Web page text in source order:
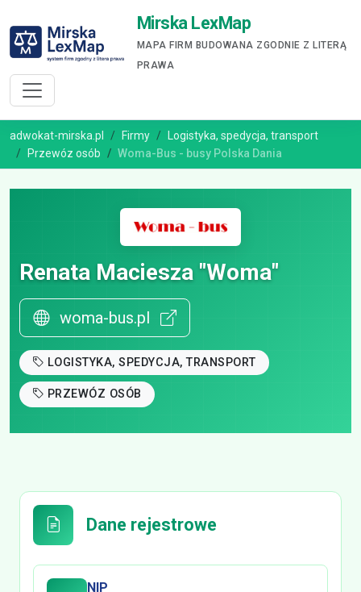
Mirska LexMap
MAPA FIRM BUDOWANA ZGODNIE Z LITERĄ
PRAWA
adwokat-mirska.pl Firmy
Logistyka, spedycja, transport
Przewóz osób
Woma-Bus - busy Polska Dania
Renata Maciesza "Woma"
woma-bus.pl
LOGISTYKA, SPEDYCJA, TRANSPORT
PRZEWÓZ OSÓB
Dane rejestrowe
NIP